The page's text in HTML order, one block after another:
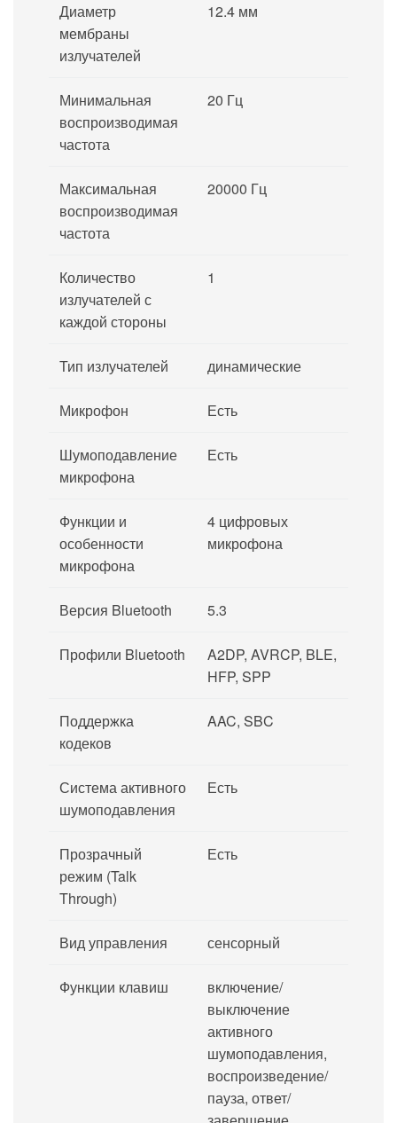
Диаметр
мембраны
излучателей
12.4 мм
Минимальная
воспроизводимая
частота
20 Гц
Максимальная
воспроизводимая
частота
20000 Гц
Количество
излучателей с
каждой стороны
1
Тип излучателей динамические
Микрофон Есть
Шумоподавление
микрофона
Есть
Функции и
особенности
микрофона
4 цифровых
микрофона
Версия Bluetooth 5.3
Профили Bluetooth
A2DP, AVRCP, BLE,
HFP, SPP
Поддержка
кодеков
AAC, SBC
Система активного
шумоподавления
Есть
Прозрачный
режим (Talk
Through)
Есть
Вид управления сенсорный
Функции клавиш
включение/
выключение
активного
шумоподавления,
воспроизведение/
пауза, ответ/